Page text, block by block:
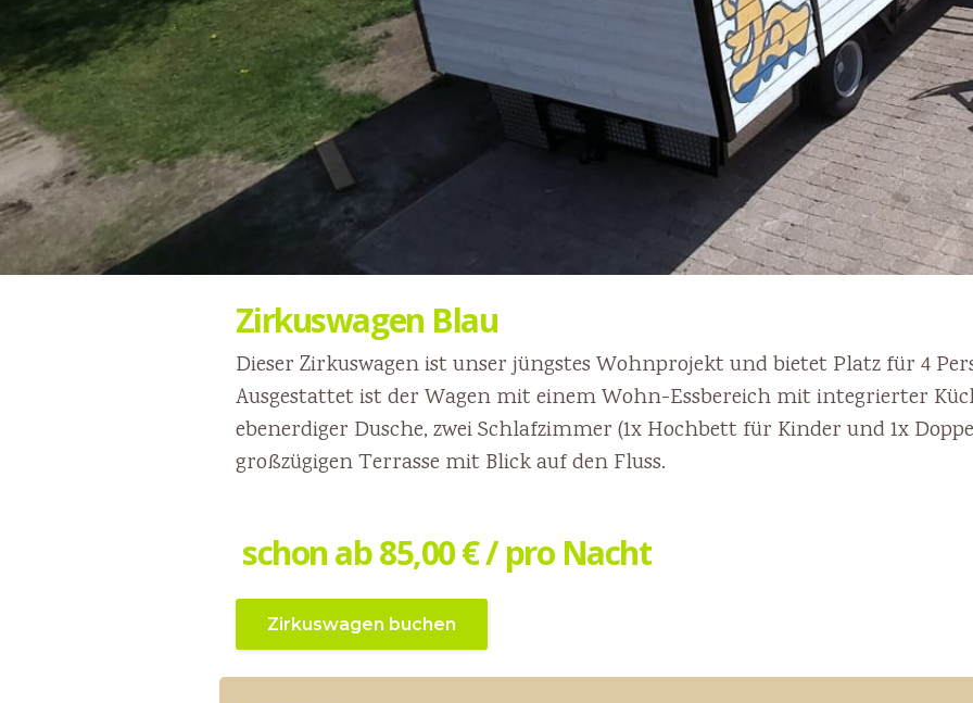
Zirkuswagen Blau
Dieser Zirkuswagen ist unser jüngstes Wohnprojekt und bietet Platz für 4
Ausgestattet ist der Wagen mit einem Wohn-Essbereich mit integrierter
ebenerdiger Dusche, zwei Schlafzimmer (1x Hochbett für Kinder und 1x
großzügigen Terrasse mit Blick auf den Fluss.
schon ab 85,00 € / pro Nacht
Zirkuswagen buchen